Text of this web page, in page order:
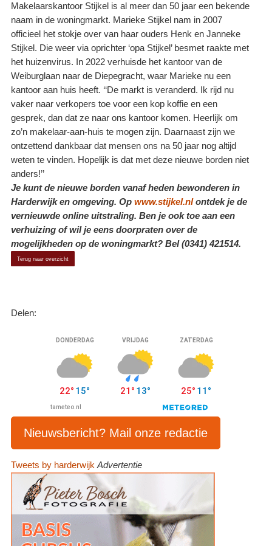
Makelaarskantoor Stijkel is al meer dan 50 jaar een bekende
naam in de woningmarkt. Marieke Stijkel nam in 2007
officieel het stokje over van haar ouders Henk en Janneke
Stijkel. Die weer via oprichter ‘opa Stijkel’ besmet raakte met
het huizenvirus. In 2022 verhuisde het kantoor van de
Weiburglaan naar de Diepegracht, waar Marieke nu een
kantoor aan huis heeft. ‘‘De markt is veranderd. Ik rijd nu
vaker naar verkopers toe voor een kop koffie en een
gesprek, dan dat ze naar ons kantoor komen. Heerlijk om
zo’n makelaar-aan-huis te mogen zijn. Daarnaast zijn we
ontzettend dankbaar dat mensen ons na 50 jaar nog altijd
weten te vinden. Hopelijk is dat met deze nieuwe borden niet
anders!’’
Je kunt de nieuwe borden vanaf heden bewonderen in
Harderwijk en omgeving. Opwww.stijkel.nlontdek je de
vernieuwde online uitstraling. Ben je ook toe aan een
verhuizing of wil je eens doorpraten over de
mogelijkheden op de woningmarkt?Bel (0341) 421514.
Terug naar overzicht
Delen:
Nieuwsbericht? Mail onze redactie
Tweets by harderwijk Advertentie